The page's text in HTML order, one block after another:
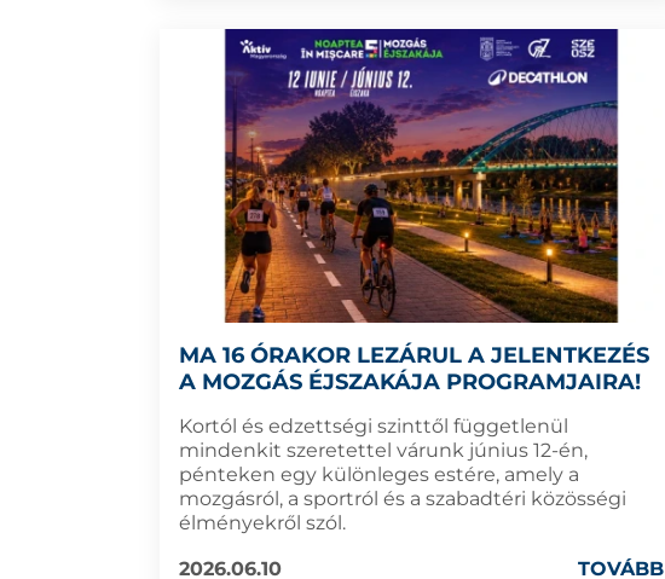
MA 16 ÓRAKOR LEZÁRUL A JELENTKEZÉS
A MOZGÁS ÉJSZAKÁJA PROGRAMJAIRA!
Kortól és edzettségi szinttől függetlenül
mindenkit szeretettel várunk június 12-én,
pénteken egy különleges estére, amely a
mozgásról, a sportról és a szabadtéri közösségi
élményekről szól.
2026.06.10
TOVÁBB